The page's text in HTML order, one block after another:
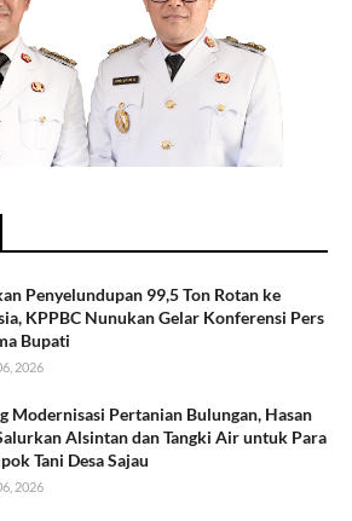
Penyelundupan 99,5 Ton Rotan ke
KPPBC Nunukan Gelar Konferensi Pers
Bupati
2026
Modernisasi Pertanian Bulungan, Hasan
Alsintan dan Tangki Air untuk Para
Tani Desa Sajau
2026